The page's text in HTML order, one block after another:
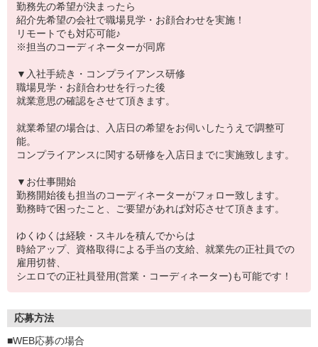
勤務先の希望が決まったら
紹介先希望の会社で職場見学・お顔合わせを実施！
リモートでも対応可能♪
※担当のコーディネーターが同席
▼入社手続き・コンプライアンス研修
職場見学・お顔合わせを行った後
就業意思の確認をさせて頂きます。
就業希望の場合は、入店日の希望をお伺いしたうえで調整可
能。
コンプライアンスに関する研修を入店日までに実施致します。
▼お仕事開始
勤務開始後も担当のコーディネーターがフォロー致します。
勤務時で困ったこと、ご要望があれば対応させて頂きます。
ゆくゆくは経験・スキルを積んでからは
時給アップ、資格取得による手当の支給、就業先の正社員での
雇用切替、
シエロでの正社員登用(営業・コーディネーター)も可能です！
応募方法
■WEB応募の場合